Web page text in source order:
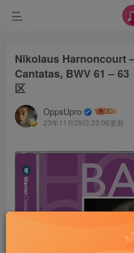
Nikolaus Harnoncourt
Cantatas, BWV 61 –
区
OppsUpro
23年11月29日 23:06更新